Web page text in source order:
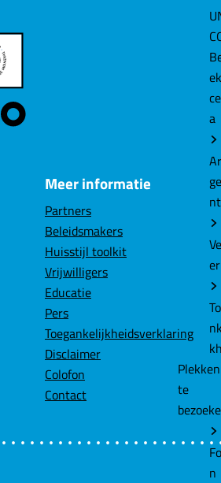
a
er
te
n
Meer informatie
Partners
Beleidsmakers
Huisstijl toolkit
Vrijwilligers
Educatie
Pers
Toegankelijkheidsverklaring
Disclaimer
Colofon
Contact